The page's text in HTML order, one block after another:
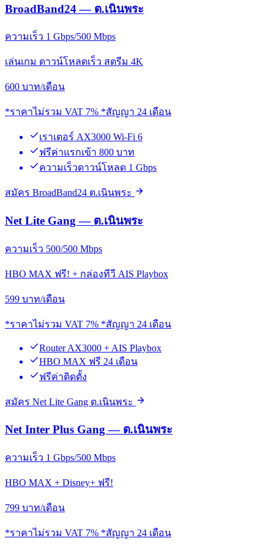
BroadBand24 — ต.เนินพระ
ความเร็ว 1 Gbps/500 Mbps
เล่นเกม ดาวน์โหลดเร็ว สตรีม 4K
600 บาท/เดือน
*ราคาไม่รวม VAT 7% *สัญญา 24 เดือน
เราเตอร์ AX3000 Wi-Fi 6
ฟรีค่าแรกเข้า 800 บาท
ความเร็วดาวน์โหลด 1 Gbps
สมัคร BroadBand24 ต.เนินพระ
Net Lite Gang — ต.เนินพระ
ความเร็ว 500/500 Mbps
HBO MAX ฟรี! + กล่องทีวี AIS Playbox
599 บาท/เดือน
*ราคาไม่รวม VAT 7% *สัญญา 24 เดือน
Router AX3000 + AIS Playbox
HBO MAX ฟรี 24 เดือน
ฟรีค่าติดตั้ง
สมัคร Net Lite Gang ต.เนินพระ
Net Inter Plus Gang — ต.เนินพระ
ความเร็ว 1 Gbps/500 Mbps
HBO MAX + Disney+ ฟรี!
799 บาท/เดือน
*ราคาไม่รวม VAT 7% *สัญญา 24 เดือน